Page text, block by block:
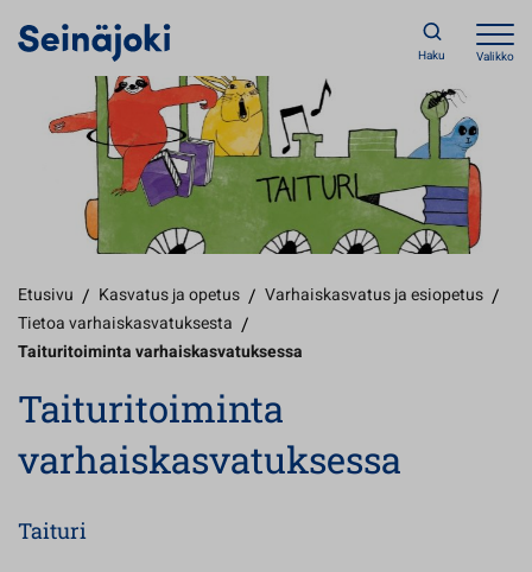
Haku Valikko
Etusivu / Kasvatus ja opetus / Varhaiskasvatus ja esiopetus /
Tietoa varhaiskasvatuksesta /
Taituritoiminta varhaiskasvatuksessa
Taituritoiminta
varhaiskasvatuksessa
Taituri